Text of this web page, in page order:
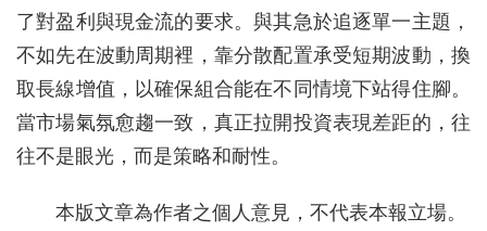
了對盈利與現金流的要求。與其急於追逐單一主題，
不如先在波動周期裡，靠分散配置承受短期波動，換
取長線增值，以確保組合能在不同情境下站得住腳。
當市場氣氛愈趨一致，真正拉開投資表現差距的，往
往不是眼光，而是策略和耐性。
本版文章為作者之個人意見，不代表本報立場。